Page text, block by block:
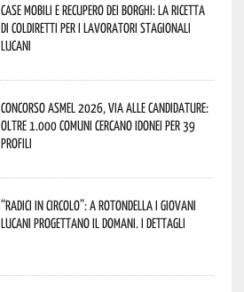
Case mobili e recupero dei borghi: la ricetta
di Coldiretti per i lavoratori stagionali
lucani
Concorso Asmel 2026, via alle candidature:
oltre 1.000 Comuni cercano idonei per 39
profili
“Radici in Circolo”: a Rotondella i giovani
lucani progettano il domani. I dettagli